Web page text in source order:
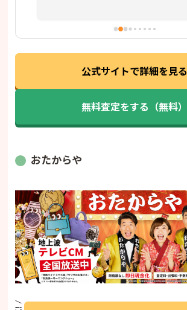
公式サイトで詳細を見る
無料査定をする（無料）
おたからや